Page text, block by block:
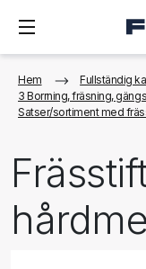
Hem
Fullständig
3 Borrning, fräsning,
Satser/sortiment med